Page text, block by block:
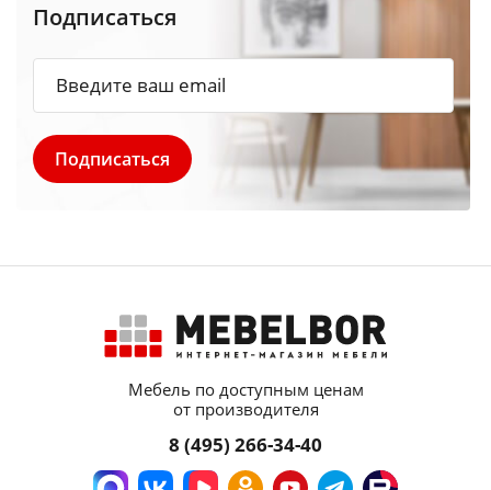
Подписаться
Мебель по доступным ценам
от производителя
8 (495) 266-34-40